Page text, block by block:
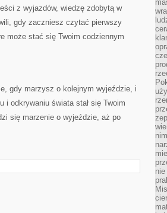
z wyjazdów, wiedzę zdobytą w
gdy zaczniesz czytać pierwszy
może stać się Twoim codziennym
gdy marzysz o kolejnym wyjeździe, i
i odkrywaniu świata stał się Twoim
się marzenie o wyjeździe, aż po